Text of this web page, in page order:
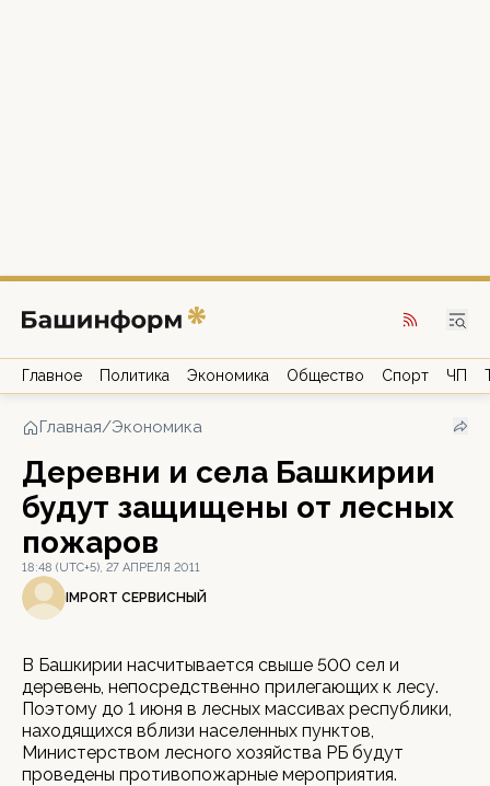
Главное Политика Экономика Общество Спорт ЧП
Главная/Экономика
Деревни и села Башкирии
будут защищены от лесных
пожаров
18:48 (UTC+5), 27 АПРЕЛЯ 2011
IMPORT СЕРВИСНЫЙ
В Башкирии насчитывается свыше 500 сел и
деревень, непосредственно прилегающих к лесу.
Поэтому до 1 июня в лесных массивах республики,
находящихся вблизи населенных пунктов,
Министерством лесного хозяйства РБ будут
проведены противопожарные мероприятия.